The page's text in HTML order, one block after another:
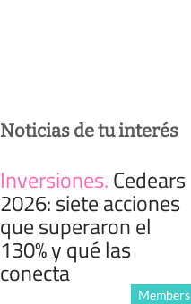
Noticias de tu interés
Inversiones.Cedears
2026: siete acciones
que superaron el
130% y qué las
conecta
Members